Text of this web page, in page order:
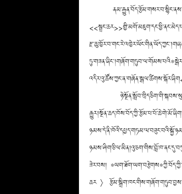
ཟེར་བས།
ཆར〉